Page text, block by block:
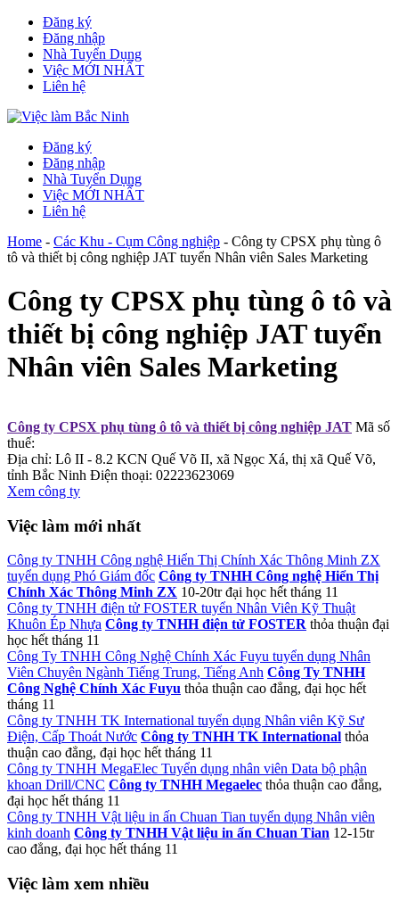
Đăng ký
Đăng nhập
Nhà Tuyển Dụng
Việc MỚI NHẤT
Liên hệ
Đăng ký
Đăng nhập
Nhà Tuyển Dụng
Việc MỚI NHẤT
Liên hệ
Home - Các Khu - Cụm Công nghiệp - Công ty CPSX phụ tùng ô
tô và thiết bị công nghiệp JAT tuyển Nhân viên Sales Marketing
Công ty CPSX phụ tùng ô tô và
thiết bị công nghiệp JAT tuyển
Nhân viên Sales Marketing
Công ty CPSX phụ tùng ô tô và thiết bị công nghiệp JAT Mã số
thuế:
Địa chỉ: Lô II - 8.2 KCN Quế Võ II, xã Ngọc Xá, thị xã Quế Võ,
tỉnh Bắc Ninh Điện thoại: 02223623069
Xem công ty
Việc làm mới nhất
Công ty TNHH Công nghệ Hiển Thị Chính Xác Thông Minh ZX
tuyển dụng Phó Giám đốc Công ty TNHH Công nghệ Hiển Thị
Chính Xác Thông Minh ZX 10-20tr đại học hết tháng 11
Công ty TNHH điện tử FOSTER tuyển Nhân Viên Kỹ Thuật
Khuôn Ép Nhựa Công ty TNHH điện tử FOSTER thỏa thuận đại
học hết tháng 11
Công Ty TNHH Công Nghệ Chính Xác Fuyu tuyển dụng Nhân
Viên Chuyên Ngành Tiếng Trung, Tiếng Anh Công Ty TNHH
Công Nghệ Chính Xác Fuyu thỏa thuận cao đẳng, đại học hết
tháng 11
Công ty TNHH TK International tuyển dụng Nhân viên Kỹ Sư
Điện, Cấp Thoát Nước Công ty TNHH TK International thỏa
thuận cao đẳng, đại học hết tháng 11
Công ty TNHH MegaElec Tuyển dụng nhân viên Data bộ phận
khoan Drill/CNC Công ty TNHH Megaelec thỏa thuận cao đẳng,
đại học hết tháng 11
Công ty TNHH Vật liệu in ấn Chuan Tian tuyển dụng Nhân viên
kinh doanh Công ty TNHH Vật liệu in ấn Chuan Tian 12-15tr
cao đẳng, đại học hết tháng 11
Việc làm xem nhiều